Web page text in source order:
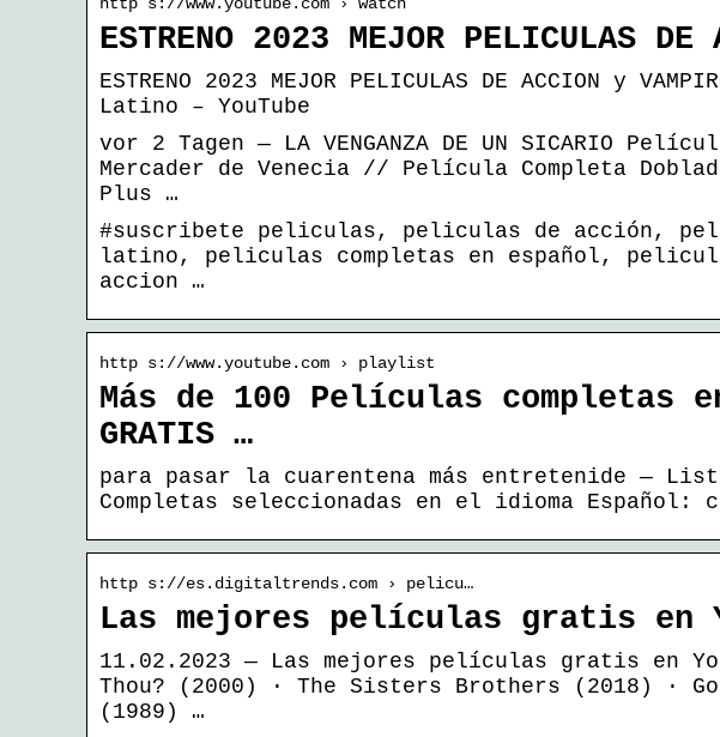
http s://www.youtube.com › watch
ESTRENO 2023 MEJOR PELICULAS
ESTRENO 2023 MEJOR PELICULAS DE ACCION y
Latino – YouTube
vor 2 Tagen — LA VENGANZA DE UN SICARIO
Mercader de Venecia // Película Completa
Plus …
#suscribete peliculas, peliculas de acción,
latino, peliculas completas en español,
accion …
http s://www.youtube.com › playlist
Más de 100 Películas completas
GRATIS …
para pasar la cuarentena más entretenide —
Completas seleccionadas en el idioma
http s://es.digitaltrends.com › pelicu…
Las mejores películas gratis en
11.02.2023 — Las mejores películas gratis en
Thou? (2000) · The Sisters Brothers (2018) ·
(1989) …